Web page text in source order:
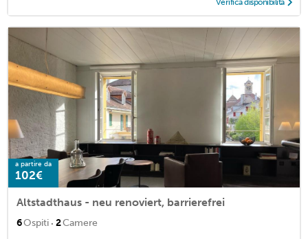
a partire da
102€
Altstadthaus - neu renoviert, barrierefrei
6Ospiti · 2Camere